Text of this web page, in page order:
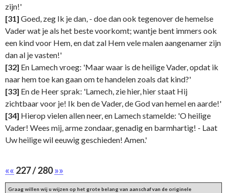
zijn!'
[31] Goed, zeg Ik je dan, - doe dan ook tegenover de hemelse
Vader wat je als het beste voorkomt; wantje bent immers ook
een kind voor Hem, en dat zal Hem vele malen aangenamer zijn
dan al je vasten!'
[32] En Lamech vroeg: 'Maar waar is de heilige Vader, opdat ik
naar hem toe kan gaan om te handelen zoals dat kind?'
[33] En de Heer sprak: 'Lamech, zie hier, hier staat Hij
zichtbaar voor je! Ik ben de Vader, de God van hemel en aarde!'
[34] Hierop vielen allen neer, en Lamech stamelde: 'O heilige
Vader! Wees mij, arme zondaar, genadig en barmhartig! - Laat
Uw heilige wil eeuwig geschieden! Amen.'
«« 227 / 280»»
Graag willen wij u wijzen op het grote belang van aanschaf van de originele